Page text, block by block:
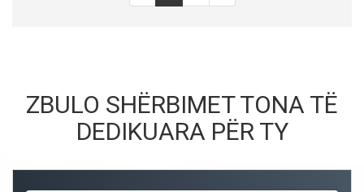
ZBULO SHËRBIMET TONA TË
DEDIKUARA PËR TY